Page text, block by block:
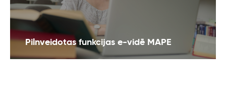
Pilnveidotas funkcijas e-vidē MAPE